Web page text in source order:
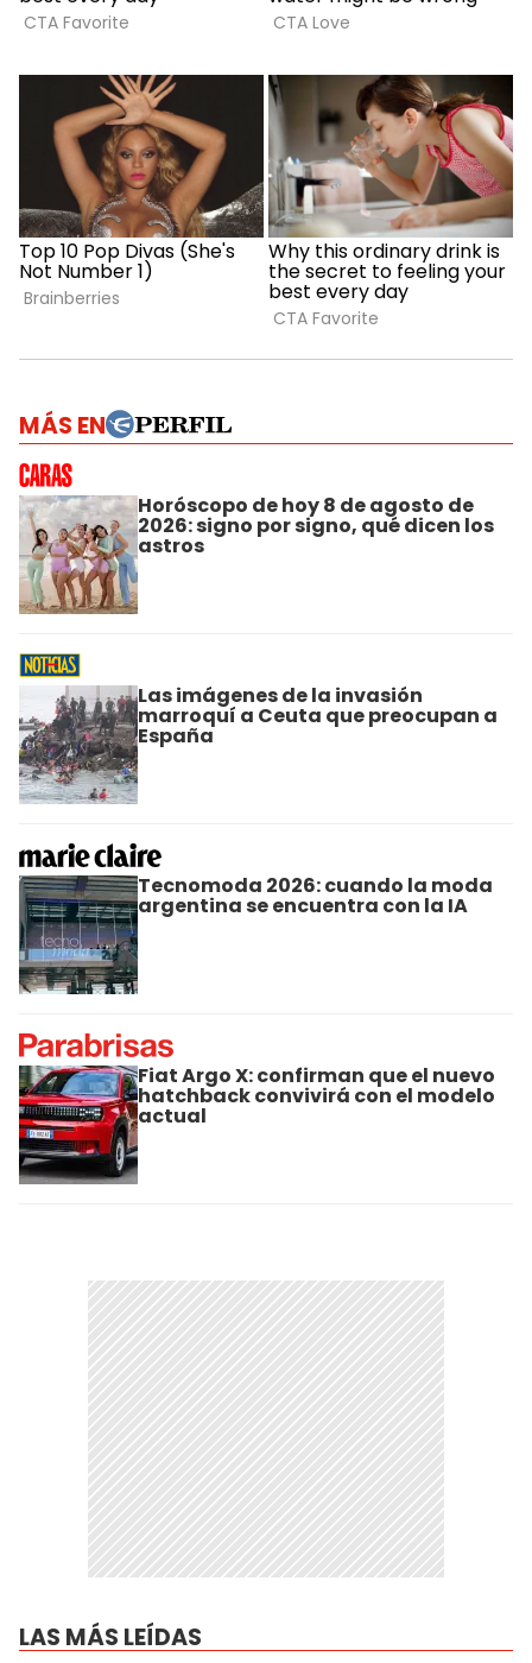
MÁS EN
Horóscopo de hoy 8 de agosto de
2026: signo por signo, qué dicen los
astros
Las imágenes de la invasión
marroquí a Ceuta que preocupan a
España
Tecnomoda 2026: cuando la moda
argentina se encuentra con la IA
Fiat Argo X: confirman que el nuevo
hatchback convivirá con el modelo
actual
LAS MÁS LEÍDAS